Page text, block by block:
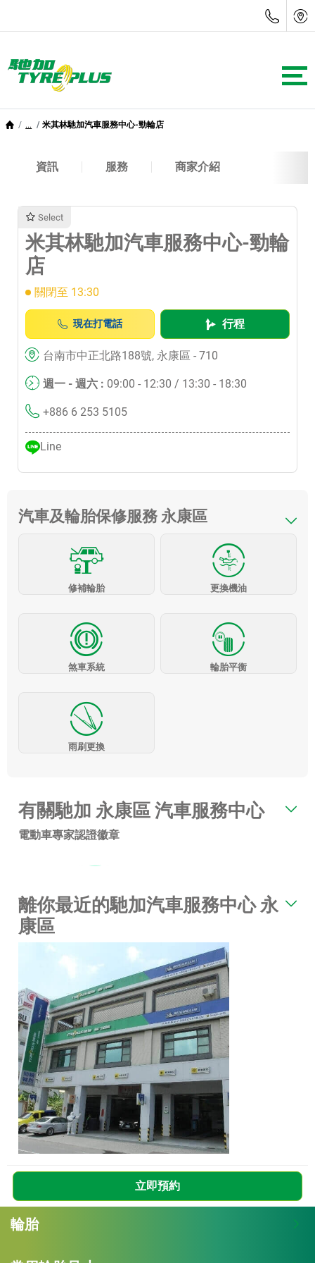
... 米其林馳加汽車服務中心-勁輪店
資訊 服務 商家介紹
Select
米其林馳加汽車服務中心-勁輪
店
關閉至 13:30
現在打電話 行程
台南市中正北路188號, 永康區 - 710
週一 - 週六 : 09:00 - 12:30 / 13:30 - 18:30
+886 6 253 5105
Line
汽車及輪胎保修服務 永康區
修補輪胎 更換機油
煞車系統 輪胎平衡
雨刷更換
有關馳加 永康區 汽車服務中心
電動車專家認證徽章
離你最近的馳加汽車服務中心 永
康區
立即預約
輪胎